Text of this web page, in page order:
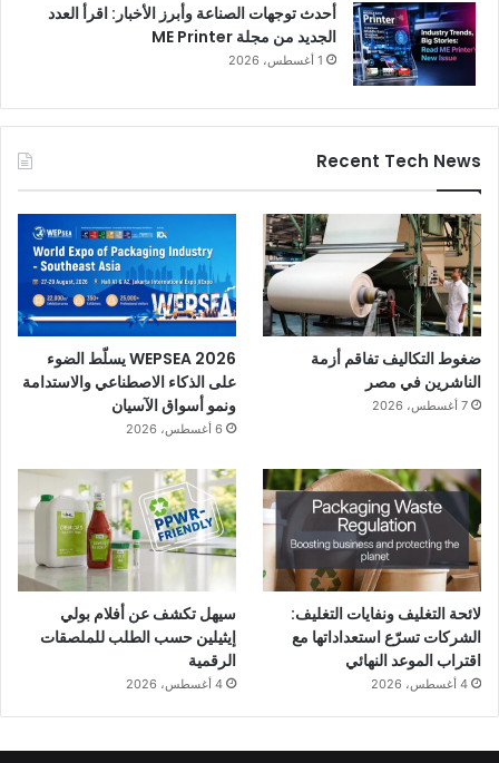
أحدث توجهات الصناعة وأبرز الأخبار: اقرأ العدد
الجديد من مجلة ME Printer
1 أغسطس، 2026
Recent Tech News
ضغوط التكاليف تفاقم أزمة
الناشرين في مصر
7 أغسطس، 2026
WEPSEA 2026 يسلّط الضوء
على الذكاء الاصطناعي والاستدامة
ونمو أسواق الآسيان
6 أغسطس، 2026
لائحة التغليف ونفايات التغليف:
الشركات تسرّع استعداداتها مع
اقتراب الموعد النهائي
4 أغسطس، 2026
سيهل تكشف عن أفلام بولي
إيثيلين حسب الطلب للملصقات
الرقمية
4 أغسطس، 2026